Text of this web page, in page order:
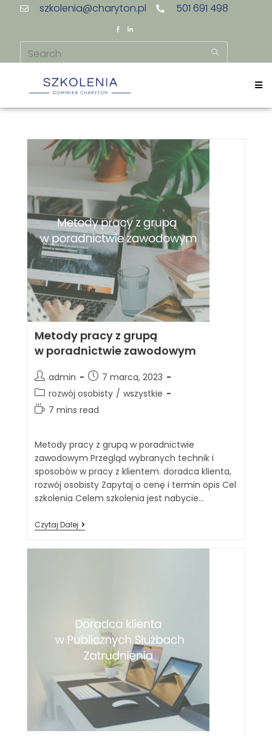
szkolenia@charyton.pl 501 691 498
Metody pracy z grupą
w poradnictwie zawodowym
admin
7 marca, 2023
rozwój osobisty / wszystkie
7 mins read
Metody pracy z grupą w poradnictwie
zawodowym Przegląd wybranych technik i
sposobów w pracy z klientem. doradca klienta,
rozwój osobisty Zapytaj o cenę i termin opis Cel
szkolenia Celem szkolenia jest nabycie…
Czytaj Dalej